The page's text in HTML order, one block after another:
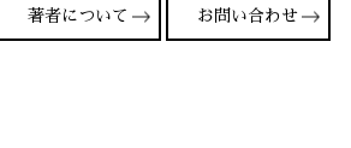
著者について お問い合わせ